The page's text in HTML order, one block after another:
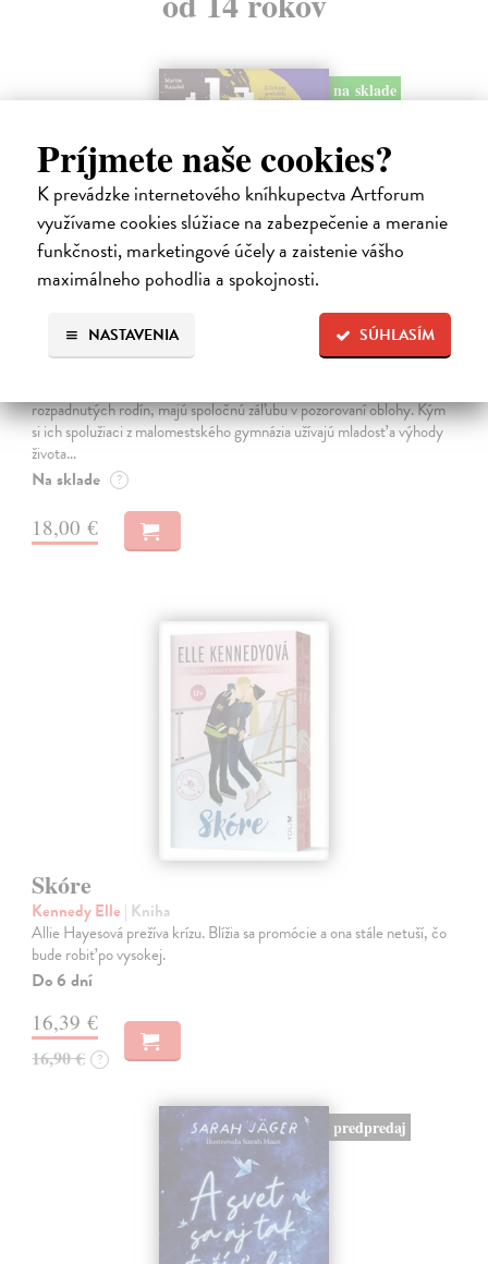
Príjmete naše cookies?
K prevádzke internetového kníhkupectva Artforum
využívame cookies slúžiace na zabezpečenie a meranie
funkčnosti, marketingové účely a zaistenie vášho
maximálneho pohodlia a spokojnosti.
SÚHLASÍM
NASTAVENIA
na sklade
Ja, Tran a všetko ostatné
Kanaloš Martin| Kniha
rozpadnutých rodín, majú spoločnú záľubu v pozorovaní oblohy. Kým
si ich spolužiaci z malomestského gymnázia užívajú mladosť a výhody
života…
Na sklade ?
18,00 €
Skóre
Kennedy Elle | Kniha
Allie Hayesová prežíva krízu. Blížia sa promócie a ona stále netuší, čo
bude robiť po vysokej.
Do 6 dní
16,39 €
16,90 € ?
predpredaj